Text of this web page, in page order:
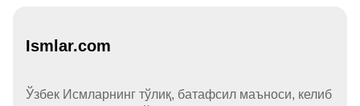
Ismlar.com
Ўзбек Исмларнинг тўлиқ, батафсил маъноси, келиб